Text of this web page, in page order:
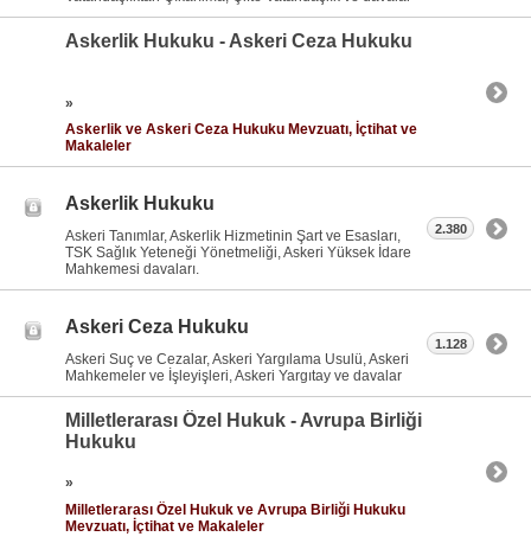
Askerlik Hukuku - Askeri Ceza Hukuku
»
Askerlik ve Askeri Ceza Hukuku Mevzuatı, İçtihat ve
Makaleler
Askerlik Hukuku
Askeri Tanımlar, Askerlik Hizmetinin Şart ve Esasları,
TSK Sağlık Yeteneği Yönetmeliği, Askeri Yüksek İdare
Mahkemesi davaları.
2.380
Askeri Ceza Hukuku
Askeri Suç ve Cezalar, Askeri Yargılama Usulü, Askeri
Mahkemeler ve İşleyişleri, Askeri Yargıtay ve davalar
1.128
Milletlerarası Özel Hukuk - Avrupa Birliği
Hukuku
»
Milletlerarası Özel Hukuk ve Avrupa Birliği Hukuku
Mevzuatı, İçtihat ve Makaleler